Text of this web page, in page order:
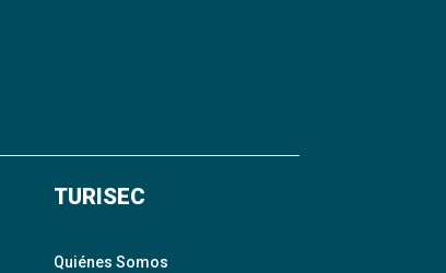
TURISEC
Quiénes Somos